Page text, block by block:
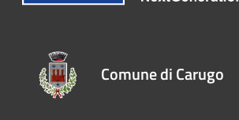
Comune di Carugo